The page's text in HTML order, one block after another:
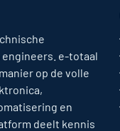
e-totaal
op de volle
en
deelt kennis